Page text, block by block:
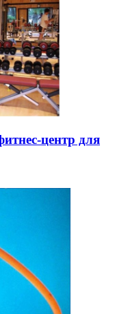
центр для